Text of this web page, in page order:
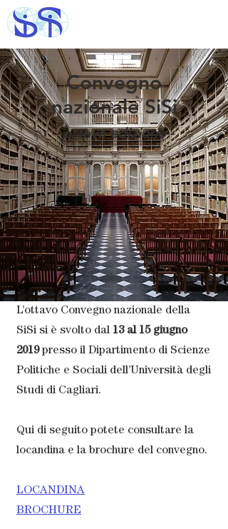
Convegno
nazionale SiSi
- ottava edizione -
L’ottavo Convegno nazionale della
SiSi si è svolto dal 13 al 15 giugno
2019presso il Dipartimento di Scienze
Politiche e Sociali dell’Università degli
Studi di Cagliari.
Qui di seguito potete consultare la
locandina e la brochure del convegno.
LOCANDINA
BROCHURE